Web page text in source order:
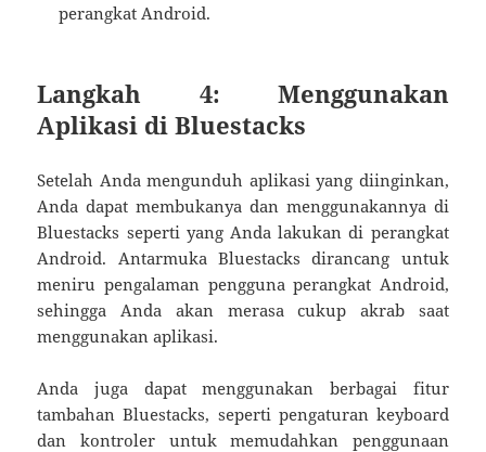
perangkat Android.
Langkah 4: Menggunakan
Aplikasi di Bluestacks
Setelah Anda mengunduh aplikasi yang diinginkan,
Anda dapat membukanya dan menggunakannya di
Bluestacks seperti yang Anda lakukan di perangkat
Android. Antarmuka Bluestacks dirancang untuk
meniru pengalaman pengguna perangkat Android,
sehingga Anda akan merasa cukup akrab saat
menggunakan aplikasi.
Anda juga dapat menggunakan berbagai fitur
tambahan Bluestacks, seperti pengaturan keyboard
dan kontroler untuk memudahkan penggunaan